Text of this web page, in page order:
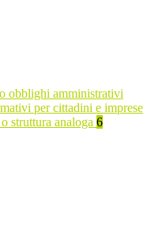
obblighi amministrativi
per cittadini e imprese
struttura analoga 6